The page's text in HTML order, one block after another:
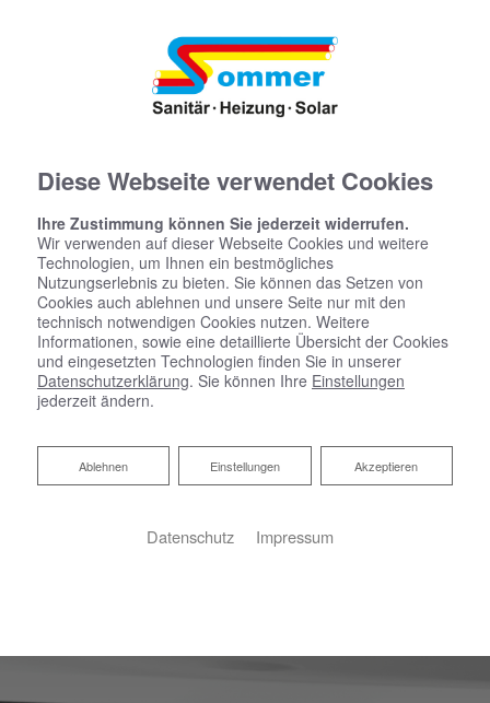
Diese Webseite verwendet Cookies
Ihre Zustimmung können Sie jederzeit widerrufen.
Wir verwenden auf dieser Webseite Cookies und weitere
Technologien, um Ihnen ein bestmögliches
Nutzungserlebnis zu bieten. Sie können das Setzen von
Cookies auch ablehnen und unsere Seite nur mit den
technisch notwendigen Cookies nutzen. Weitere
Informationen, sowie eine detaillierte Übersicht der Cookies
und eingesetzten Technologien finden Sie in unserer
Datenschutzerklärung. Sie können Ihre Einstellungen
jederzeit ändern.
Akzeptieren
Einstellungen
Ablehnen
Ablehnen
Datenschutz Impressum